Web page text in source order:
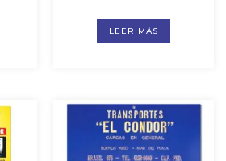
LEER MÁS